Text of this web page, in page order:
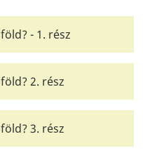
- 1. rész
2. rész
3. rész